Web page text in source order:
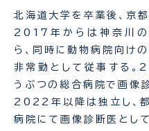
北海道大学を卒業後、京
2017年からは神奈川の
ら、同時に動物病院向け
非常勤として従事する
うぶつの総合病院で画像
2022年以降は独立し、都
病院にて画像診断医として